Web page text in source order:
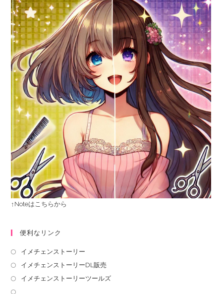
↑Noteはこちらから
便利なリンク
イメチェンストーリー
イメチェンストーリーDL販売
イメチェンストーリーツールズ